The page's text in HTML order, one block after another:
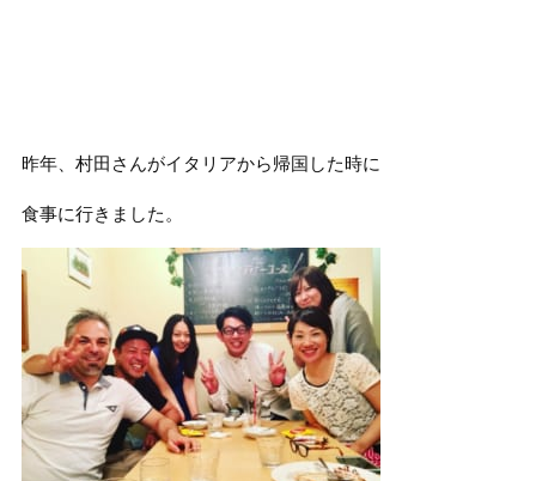
昨年、村田さんがイタリアから帰国した時に
食事に行きました。